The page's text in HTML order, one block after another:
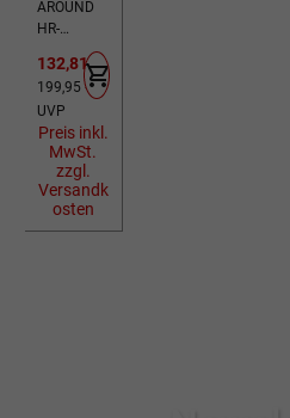
AROUND
HR-
Luna XL
schwarz
Around Fix
Verkaufspreis:
132,81 €
Regulärer Preis:
199,95 €
UVP
Preis inkl.
MwSt.
zzgl.
Versandk
osten